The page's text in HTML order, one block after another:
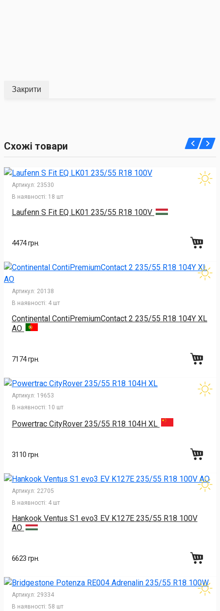
Закрити
Схожі товари
Артикул: 23530
В наявності: 18 шт
Laufenn S Fit EQ LK01 235/55 R18 100V
4474 грн.
Артикул: 20138
В наявності: 4 шт
Continental ContiPremiumContact 2 235/55 R18 104Y XL
AO
7174 грн.
Артикул: 19653
В наявності: 10 шт
Powertrac CityRover 235/55 R18 104H XL
3110 грн.
Артикул: 22705
В наявності: 4 шт
Hankook Ventus S1 evo3 EV K127E 235/55 R18 100V
AO
6623 грн.
Артикул: 29334
В наявності: 58 шт